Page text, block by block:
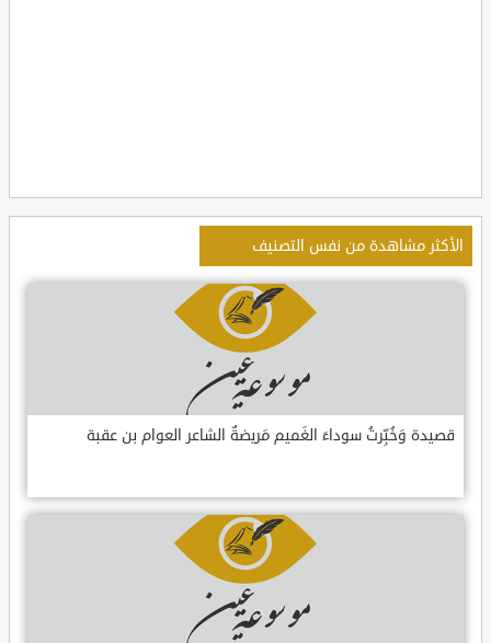
الأكثر مشاهدة من نفس التصنيف
قصيدة وَخُبِّرتُ سوداءَ الغَميم مَريضةٌ الشاعر العوام بن عقبة